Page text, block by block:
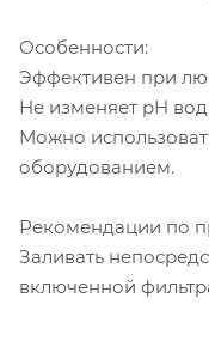
Особенности:
Эффективен при
Не изменяет pH
Можно
оборудованием.
Рекомендации по
Заливать
включенной